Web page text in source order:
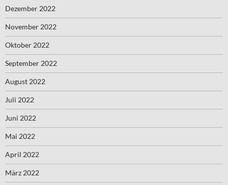
Dezember 2022
November 2022
Oktober 2022
September 2022
August 2022
Juli 2022
Juni 2022
Mai 2022
April 2022
März 2022